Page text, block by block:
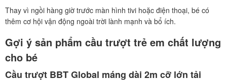
Thay vì ngồi hàng giờ trước màn hình tivi hoặc điện thoại, bé có
thêm cơ hội vận động ngoài trời lành mạnh và bổ ích.
Gợi ý sản phẩm cầu trượt trẻ em chất lượng
cho bé
Cầu trượt BBT Global máng dài 2m cỡ lớn tải